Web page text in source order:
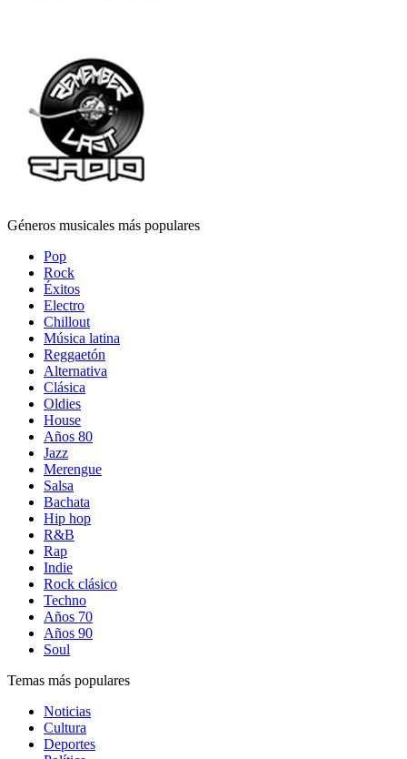
Géneros musicales más populares
Pop
Rock
Éxitos
Electro
Chillout
Música latina
Reggaetón
Alternativa
Clásica
Oldies
House
Años 80
Jazz
Merengue
Salsa
Bachata
Hip hop
R&B
Rap
Indie
Rock clásico
Techno
Años 70
Años 90
Soul
Temas más populares
Noticias
Cultura
Deportes